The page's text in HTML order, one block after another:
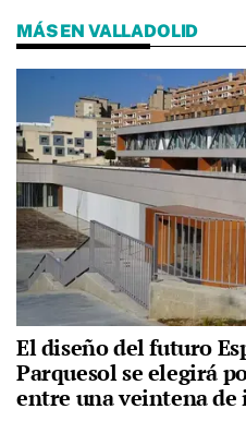
MÁS EN VALLADOLID
El diseño del futuro
Parquesol se elegirá
entre una veintena de